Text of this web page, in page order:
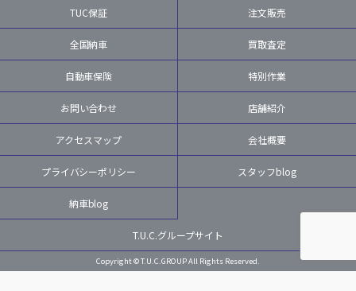
TUC保証 注文販売
全国納車 買取査定
自動車保険 特別作業
お問い合わせ 店舗紹介
アクセスマップ 会社概要
プライバシーポリシー スタッフblog
納車blog
T.U.C.グループサイト
Copyright © T.U.C.GROUP All Rights Reserved.